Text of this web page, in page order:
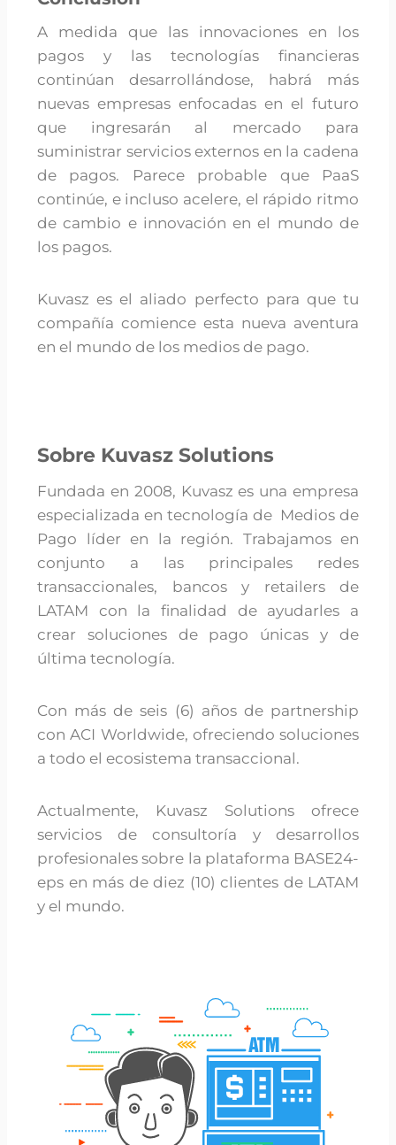
A medida que las innovaciones en los
pagos y las tecnologías financieras
continúan desarrollándose, habrá más
nuevas empresas enfocadas en el futuro
que ingresarán al mercado para
suministrar servicios externos en la cadena
de pagos. Parece probable que PaaS
continúe, e incluso acelere, el rápido ritmo
de cambio e innovación en el mundo de
los pagos.
Kuvasz es el aliado perfecto para que tu
compañía comience esta nueva aventura
en el mundo de los medios de pago.
Sobre Kuvasz Solutions
Fundada en 2008, Kuvasz es una empresa
especializada en tecnología de Medios de
Pago líder en la región. Trabajamos en
conjunto a las principales redes
transaccionales, bancos y retailers de
LATAM con la finalidad de ayudarles a
crear soluciones de pago únicas y de
última tecnología.
Con más de seis (6) años de partnership
con ACI Worldwide, ofreciendo soluciones
a todo el ecosistema transaccional.
Actualmente, Kuvasz Solutions ofrece
servicios de consultoría y desarrollos
profesionales sobre la plataforma BASE24-
eps en más de diez (10) clientes de LATAM
y el mundo.